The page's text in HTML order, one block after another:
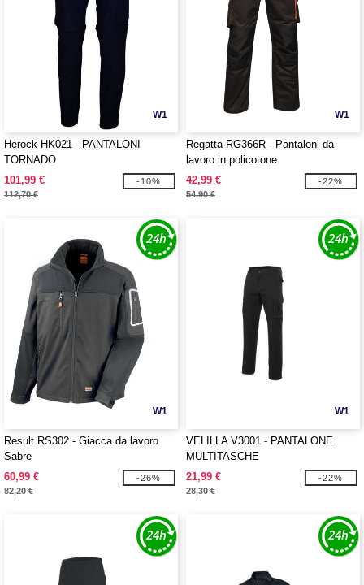
W1
Herock HK021 - PANTALONI
TORNADO
101,99 €
112,70 €
-10%
W1
Regatta RG366R - Pantaloni da
lavoro in policotone
42,99 €
54,90 €
-22%
W1
Result RS302 - Giacca da lavoro
Sabre
60,99 €
82,20 €
-26%
W1
VELILLA V3001 - PANTALONE
MULTITASCHE
21,99 €
28,30 €
-22%